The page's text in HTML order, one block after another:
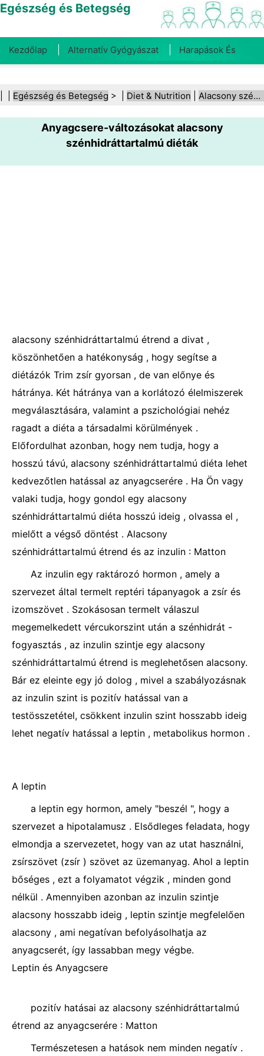
Egészség és Betegség
Kezdőlap Alternatív Gyógyászat Harapások És
Fogegészség Diéta És Táplálkozás Családi
Egészségügyi Ágazat Mentális Egészség
Egészség és Betegség > | Diet & Nutrition Alacsony szénhidráttartalmú diéták
Anyagcsere-változásokat alacsony
szénhidráttartalmú diéták
alacsony szénhidráttartalmú étrend a divat ,
köszönhetően a hatékonyság , hogy segítse a
diétázók Trim zsír gyorsan , de van előnye és
hátránya. Két hátránya van a korlátozó élelmiszerek
megválasztására, valamint a pszichológiai nehéz
ragadt a diéta a társadalmi körülmények .
Előfordulhat azonban, hogy nem tudja, hogy a
hosszú távú, alacsony szénhidráttartalmú diéta lehet
kedvezőtlen hatással az anyagcserére . Ha Ön vagy
valaki tudja, hogy gondol egy alacsony
szénhidráttartalmú diéta hosszú ideig , olvassa el ,
mielőtt a végső döntést . Alacsony
szénhidráttartalmú étrend és az inzulin : Matton
Az inzulin egy raktározó hormon , amely a
szervezet által termelt reptéri tápanyagok a zsír és
izomszövet . Szokásosan termelt válaszul
megemelkedett vércukorszint után a szénhidrát -
fogyasztás , az inzulin szintje egy alacsony
szénhidráttartalmú étrend is meglehetősen alacsony.
Bár ez eleinte egy jó dolog , mivel a szabályozásnak
az inzulin szint is pozitív hatással van a
testösszetétel, csökkent inzulin szint hosszabb ideig
lehet negatív hatással a leptin , metabolikus hormon .
A leptin
a leptin egy hormon, amely "beszél ", hogy a
szervezet a hipotalamusz . Elsődleges feladata, hogy
elmondja a szervezetet, hogy van az utat használni,
zsírszövet (zsír ) szövet az üzemanyag. Ahol a leptin
bőséges , ezt a folyamatot végzik , minden gond
nélkül . Amennyiben azonban az inzulin szintje
alacsony hosszabb ideig , leptin szintje megfelelően
alacsony , ami negatívan befolyásolhatja az
anyagcserét, így lassabban megy végbe.
Leptin és Anyagcsere
pozitív hatásai az alacsony szénhidráttartalmú
étrend az anyagcserére : Matton
Természetesen a hatások nem minden negatív .